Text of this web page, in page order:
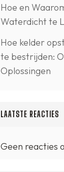
Hoe en
Waterdicht te
Hoe kelder
te bestrijden:
Oplossingen
LAATSTE REACTIES
Geen reacties